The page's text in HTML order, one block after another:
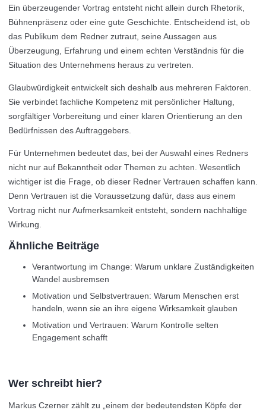
Ein überzeugender Vortrag entsteht nicht allein durch Rhetorik,
Bühnenpräsenz oder eine gute Geschichte. Entscheidend ist, ob
das Publikum dem Redner zutraut, seine Aussagen aus
Überzeugung, Erfahrung und einem echten Verständnis für die
Situation des Unternehmens heraus zu vertreten.
Glaubwürdigkeit entwickelt sich deshalb aus mehreren Faktoren.
Sie verbindet fachliche Kompetenz mit persönlicher Haltung,
sorgfältiger Vorbereitung und einer klaren Orientierung an den
Bedürfnissen des Auftraggebers.
Für Unternehmen bedeutet das, bei der Auswahl eines Redners
nicht nur auf Bekanntheit oder Themen zu achten. Wesentlich
wichtiger ist die Frage, ob dieser Redner Vertrauen schaffen kann.
Denn Vertrauen ist die Voraussetzung dafür, dass aus einem
Vortrag nicht nur Aufmerksamkeit entsteht, sondern nachhaltige
Wirkung.
Ähnliche Beiträge
Verantwortung im Change: Warum unklare Zuständigkeiten
Wandel ausbremsen
Motivation und Selbstvertrauen: Warum Menschen erst
handeln, wenn sie an ihre eigene Wirksamkeit glauben
Motivation und Vertrauen: Warum Kontrolle selten
Engagement schafft
Wer schreibt hier?
Markus Czerner zählt zu „einem der bedeutendsten Köpfe der